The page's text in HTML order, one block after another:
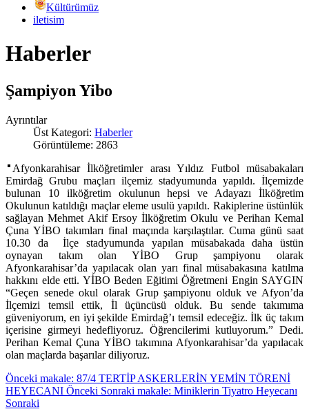
Kültürümüz
iletisim
Haberler
Şampiyon Yibo
Ayrıntılar
Üst Kategori: Haberler
Görüntüleme: 2863
Afyonkarahisar İlköğretimler arası Yıldız Futbol müsabakaları
Emirdağ Grubu maçları ilçemiz stadyumunda yapıldı. İlçemizde
bulunan 10 ilköğretim okulunun hepsi ve Adayazı İlköğretim
Okulunun katıldığı maçlar eleme usulü yapıldı. Rakiplerine üstünlük
sağlayan Mehmet Akif Ersoy İlköğretim Okulu ve Perihan Kemal
Çuna YİBO takımları final maçında karşılaştılar. Cuma günü saat
10.30 da İlçe stadyumunda yapılan müsabakada daha üstün
oynayan takım olan YİBO Grup şampiyonu olarak
Afyonkarahisar’da yapılacak olan yarı final müsabakasına katılma
hakkını elde etti. YİBO Beden Eğitimi Öğretmeni Engin SAYGIN
“Geçen senede okul olarak Grup şampiyonu olduk ve Afyon’da
İlçemizi temsil ettik, İl üçüncüsü olduk. Bu sende takımıma
güveniyorum, en iyi şekilde Emirdağ’ı temsil edeceğiz. İlk üç takım
içerisine girmeyi hedefliyoruz. Öğrencilerimi kutluyorum.” Dedi.
Perihan Kemal Çuna YİBO takımına Afyonkarahisar’da yapılacak
olan maçlarda başarılar diliyoruz.
Önceki makale: 87/4 TERTİP ASKERLERİN YEMİN TÖRENİ
HEYECANI Önceki Sonraki makale: Miniklerin Tiyatro Heyecanı
Sonraki